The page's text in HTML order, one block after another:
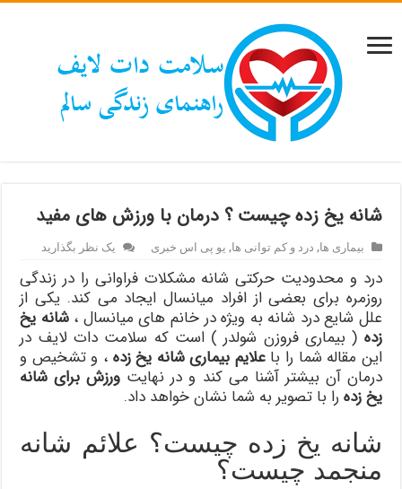
شانه یخ زده چیست ؟ درمان با ورزش های مفید
بیماری ها, درد و کم توانی ها, یو پی اس خبری یک نظر بگذارید
درد و محدودیت حرکتی شانه مشکلات فراوانی را در زندگی
روزمره برای بعضی از افراد میانسال ایجاد می کند. یکی از
علل شایع درد شانه به ویژه در خانم های میانسال ،شانه یخ
زده ( بیماری فروزن شولدر ) است که سلامت دات لایف در
این مقاله شما را باعلایم بیماری شانه یخ زده ، و تشخیص و
درمان آن بیشتر آشنا می کند و در نهایت ورزش برای شانه
یخ زده را با تصویر به شما نشان خواهد داد.
شانه یخ زده چیست؟ علائم شانه
منجمد چیست؟